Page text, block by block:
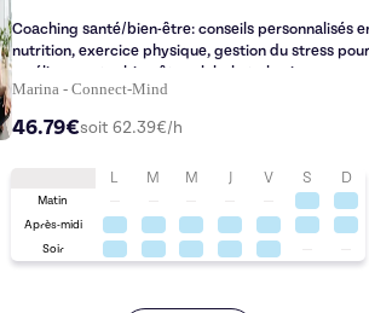
Coaching santé/bien-être: conseils personnalisés
nutrition, exercice physique, gestion du stress pour
améliorer votre bien-être global et physique.
Marina - Connect-Mind
46.79€soit 62.39€/h
L M M J V S D
Matin
Après-midi
Soir